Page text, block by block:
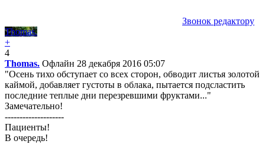
Звонок редактору
Thomas.
+
4
Thomas. Офлайн 28 декабря 2016 05:07
"Осень тихо обступает со всех сторон, обводит листья золотой
каймой, добавляет густоты в облака, пытается подсластить
последние теплые дни перезревшими фруктами..."
Замечательно!
--------------------
Пациенты!
В очередь!